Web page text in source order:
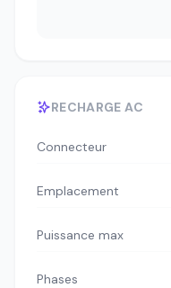
RECHARGE AC
Connecteur
Emplacement
Puissance max
Phases